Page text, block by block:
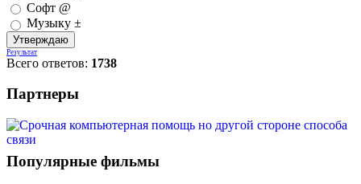
Софт @
Музыку ±
Результат
Всего ответов: 1738
Партнеры
Популярные фильмы